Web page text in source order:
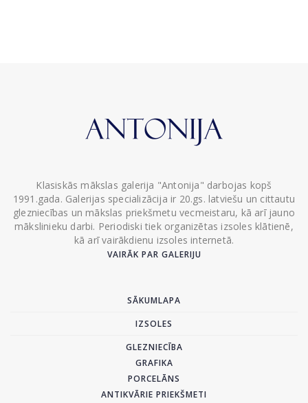
Klasiskās mākslas galerija "Antonija" darbojas kopš
1991.gada. Galerijas specializācija ir 20.gs. latviešu un cittautu
glezniecības un mākslas priekšmetu vecmeistaru, kā arī jauno
mākslinieku darbi. Periodiski tiek organizētas izsoles klātienē,
kā arī vairākdienu izsoles internetā.
VAIRĀK PAR GALERIJU
SĀKUMLAPA
IZSOLES
GLEZNIECĪBA
GRAFIKA
PORCELĀNS
ANTIKVĀRIE PRIEKŠMETI